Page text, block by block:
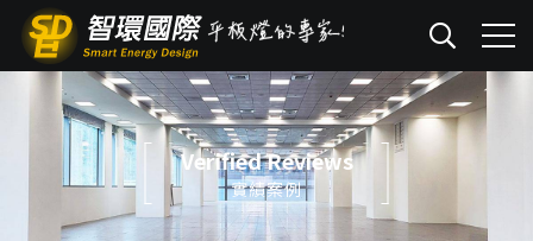
Verified Reviews
實績案例